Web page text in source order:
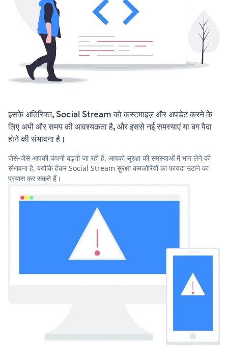
इसके अतिरिक्त, Social Stream को कस्टमाइज़ और अपडेट करने के
लिए अभी और समय की आवश्यकता है, और इससे नई समस्याएं या बग पैदा
होने की संभावना है।
जैसे-जैसे आपकी कंपनी बढ़ती जा रही है, आपको सुरक्षा की समस्याओं में भाग लेने की
संभावना है, क्योंकि हैकर Social Stream सुरक्षा कमजोरियों का फायदा उठाने का
प्रयास कर सकते हैं।